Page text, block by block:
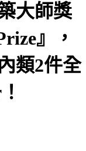
大師獎
』，
類2件全